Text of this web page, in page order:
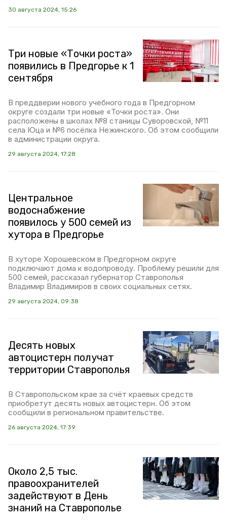
30 августа 2024, 15:26
Три новые «Точки роста»
появились в Предгорье к 1
сентября
В преддверии нового учебного года в Предгорном
округе создали три новые «Точки роста». Они
расположены в школах №8 станицы Суворовской, №11
села Юца и №6 посёлка Нежинского. Об этом сообщили
в администрации округа.
29 августа 2024, 17:28
Центральное
водоснабжение
появилось у 500 семей из
хутора в Предгорье
В хуторе Хорошевском в Предгорном округе
подключают дома к водопроводу. Проблему решили для
500 семей, рассказал губернатор Ставрополья
Владимир Владимиров в своих социальных сетях.
29 августа 2024, 09:38
Десять новых
автоцистерн получат
территории Ставрополья
В Ставропольском крае за счёт краевых средств
приобретут десять новых автоцистерн. Об этом
сообщили в региональном правительстве.
26 августа 2024, 17:39
Около 2,5 тыс.
правоохранителей
задействуют в День
знаний на Ставрополье